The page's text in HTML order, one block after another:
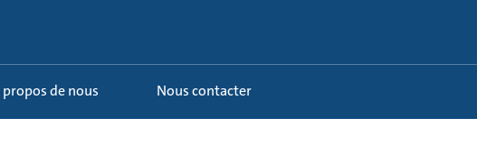
À propos de nous Nous contacter